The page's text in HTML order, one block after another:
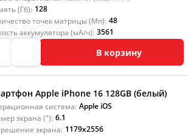
(Гб): 128
точек матрицы (Мп): 48
аккумулятора (мА/ч): 3561
В корзину
Apple iPhone 16 128GB (белый)
система: Apple iOS
экрана ("): 6.1
экрана: 1179x2556